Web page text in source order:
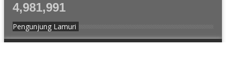
4,981,991
Pengunjung Lamuri